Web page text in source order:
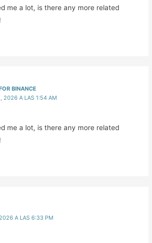
me a lot, is there any more related
BINANCE
2026 A LAS 1:54 AM
me a lot, is there any more related
A LAS 6:33 PM